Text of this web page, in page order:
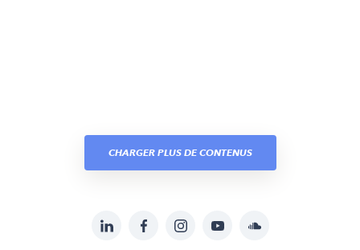
CHARGER PLUS DE CONTENUS
LinkedInFacebookInstagramYouTubeSoundcloud